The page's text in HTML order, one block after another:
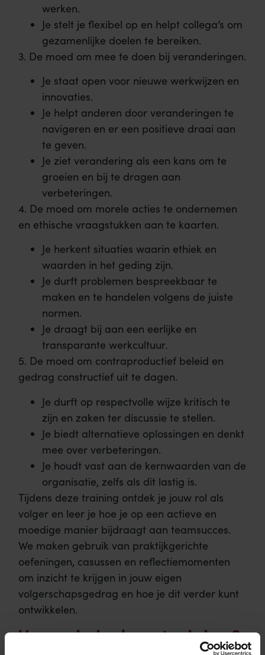
werken.
Je stelt je flexibel op en helpt collega’s om
gezamenlijke doelen te bereiken.
3. De moed om mee te doen bij veranderingen.
Je staat open voor nieuwe werkwijzen en
innovaties.
Je helpt anderen door veranderingen te
navigeren en er een positieve draai aan
te geven.
Je ziet verandering als een kans om te
groeien en bij te dragen aan
verbeteringen.
4. De moed om morele acties te ondernemen
en ethische vraagstukken aan te kaarten.
Je herkent situaties waarin ethiek en
waarden in het geding zijn.
Je durft problemen bespreekbaar te
maken en te handelen volgens de juiste
normen.
Je draagt bij aan een eerlijke en
transparante werkcultuur.
5. De moed om contraproductief beleid en
gedrag constructief uit te dagen.
Je durft op respectvolle wijze kritisch te
zijn en zaken ter discussie te stellen.
Je biedt alternatieve oplossingen en denkt
mee over verbeteringen.
Je houdt vast aan de kernwaarden van de
organisatie, zelfs als dit lastig is.
Tijdens deze training ontdek je jouw rol als
volger en leer je hoe je op een actieve en
moedige manier bijdraagt aan teamsucces.
We maken gebruik van praktijkgerichte
oefeningen, casussen en reflectiemomenten
om inzicht te krijgen in jouw eigen
volgerschapsgedrag en hoe je dit verder kunt
ontwikkelen.
Voor wie is deze training?